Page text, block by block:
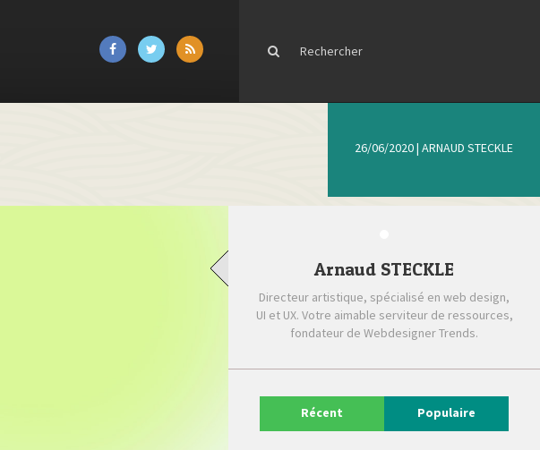
26/06/2020| ARNAUD STECKLE
Arnaud STECKLE
Directeur artistique, spécialisé en web design,
UI et UX. Votre aimable serviteur de ressources,
fondateur de Webdesigner Trends.
Récent Populaire